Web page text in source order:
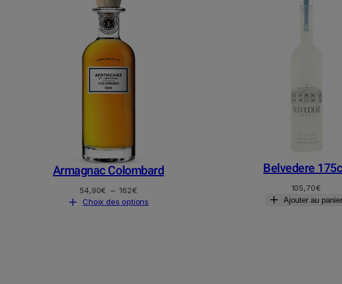
Armagnac Colombard
54,90€ – 162€Plage
de
Choix des options
Belvedere
105,70€
Ajouter au panier